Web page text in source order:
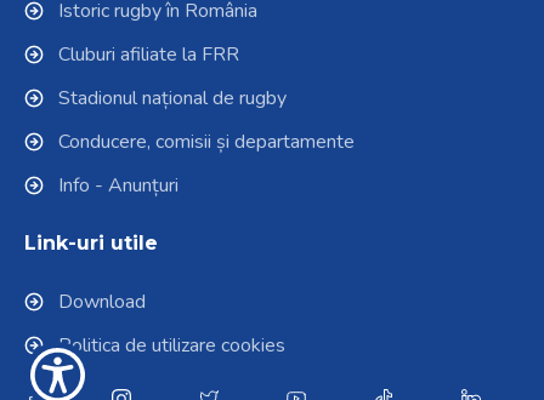
Istoric rugby în România
Cluburi afiliate la FRR
Stadionul național de rugby
Conducere, comisii și departamente
Info - Anunțuri
Link-uri utile
Download
Politica de utilizare cookies